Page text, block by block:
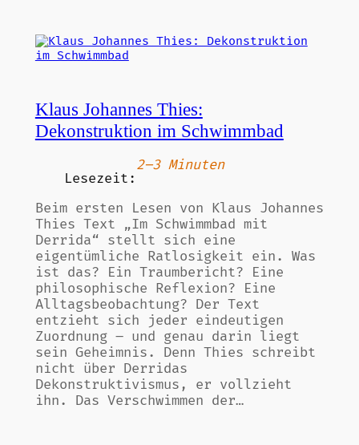
Klaus Johannes Thies:
Dekonstruktion im Schwimmbad
Lesezeit:
2–3 Minuten
Beim ersten Lesen von Klaus Johannes
Thies Text „Im Schwimmbad mit
Derrida“ stellt sich eine
eigentümliche Ratlosigkeit ein. Was
ist das? Ein Traumbericht? Eine
philosophische Reflexion? Eine
Alltagsbeobachtung? Der Text
entzieht sich jeder eindeutigen
Zuordnung – und genau darin liegt
sein Geheimnis. Denn Thies schreibt
nicht über Derridas
Dekonstruktivismus, er vollzieht
ihn. Das Verschwimmen der…